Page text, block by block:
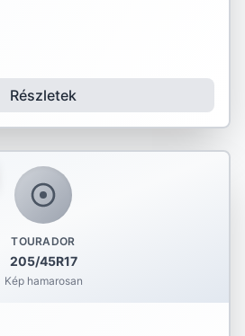
Részletek
TOURADOR
205/45R17
Kép hamarosan